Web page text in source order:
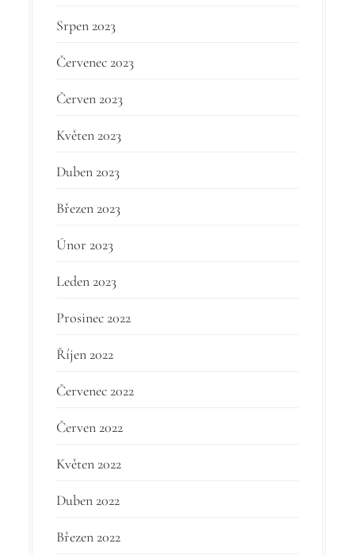
Srpen 2023
Červenec 2023
Červen 2023
Květen 2023
Duben 2023
Březen 2023
Únor 2023
Leden 2023
Prosinec 2022
Říjen 2022
Červenec 2022
Červen 2022
Květen 2022
Duben 2022
Březen 2022